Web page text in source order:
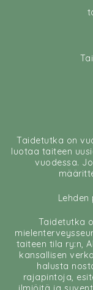
Taidetutka on
luotaa taiteen
vuodessa.
Taidetutka
taiteen tila ry:n,
kansallisen
halusta
rajapintoja,